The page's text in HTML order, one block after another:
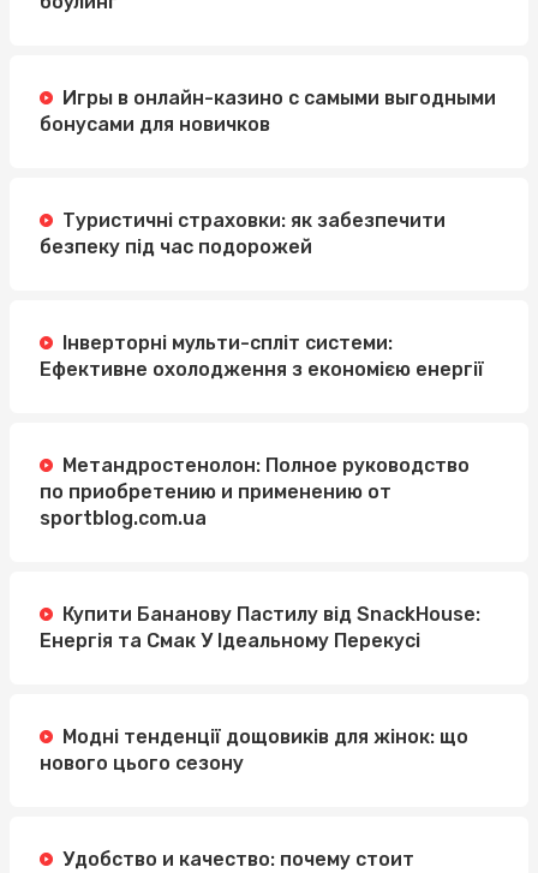
Игры в онлайн-казино с самыми выгодными
бонусами для новичков
Туристичні страховки: як забезпечити
безпеку під час подорожей
Інверторні мульти-спліт системи:
Ефективне охолодження з економією енергії
Метандростенолон: Полное руководство
по приобретению и применению от
sportblog.com.ua
Купити Бананову Пастилу від SnackHouse:
Енергія та Смак У Ідеальному Перекусі
Модні тенденції дощовиків для жінок: що
нового цього сезону
Удобство и качество: почему стоит